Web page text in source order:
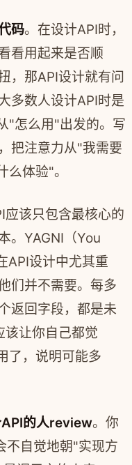
码。在设计API时，
看用起来是否顺
，那API设计就有问
多数人设计API时是
"怎么用"出发的。写
把注意力从"我需要
体验"。
应该只包含最核心的
。YAGNI（You
API设计中尤其重
们并不需要。每多
返回字段，都是未
该让你自己都觉
，说明可能多
的人review。你
不自觉地朝"实现方